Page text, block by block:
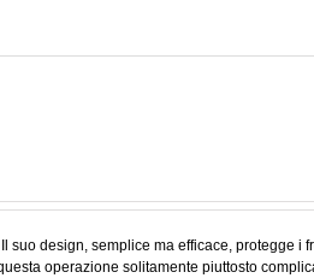
suo design, semplice ma efficace, protegge i
operazione solitamente piuttosto